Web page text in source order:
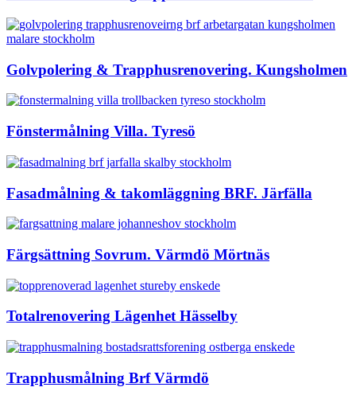
Golvpolering & Trapphusrenovering. Kungsholmen
Fönstermålning Villa. Tyresö
Fasadmålning & takomläggning BRF. Järfälla
Färgsättning Sovrum. Värmdö Mörtnäs
Totalrenovering Lägenhet Hässelby
Trapphusmålning Brf Värmdö